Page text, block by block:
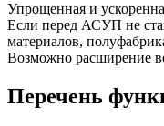
Упрощенная и
Если перед АСУП не
материалов,
Возможно расширение
Перечень